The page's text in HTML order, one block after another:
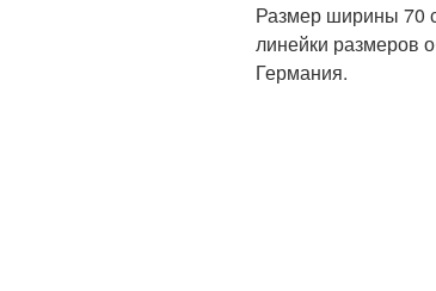
Размер ширины 70
линейки размеров
Германия.